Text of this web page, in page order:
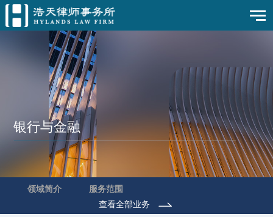
银行与金融
领域简介
服务范围
查看全部业务